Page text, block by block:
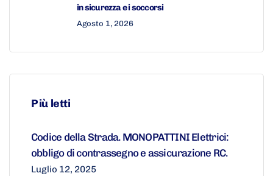
in sicurezza e i soccorsi
Agosto 1, 2026
Più letti
Codice della Strada. MONOPATTINI Elettrici:
obbligo di contrassegno e assicurazione RC.
Luglio 12, 2025